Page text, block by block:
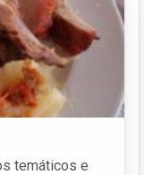
temáticos e